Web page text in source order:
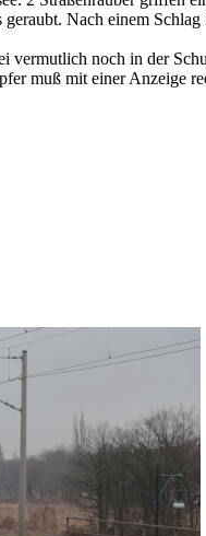
Nach einem
vermutlich noch in der
muß mit einer Anzeige